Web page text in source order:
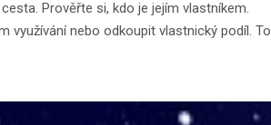
Prověřte si, kdo je jejím vlastníkem.
využívání nebo odkoupit vlastnický podíl. To